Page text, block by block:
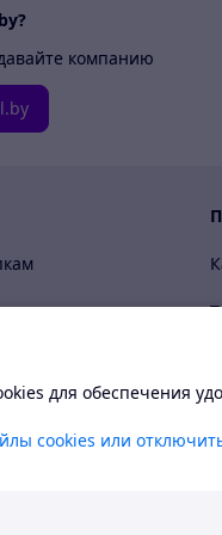
компанию
данных
маркетплейс Беларуси
указаны в
для обеспечения
cookies или